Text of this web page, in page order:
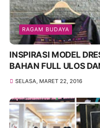
RAGAM BUDAYA
INSPIRASI MODEL
BAHAN FULL ULOS
SELASA, MARET 22, 2016